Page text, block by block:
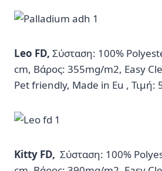
Leo FD, Σύσταση: 100%
cm, Βάρος: 355mg/m2, Easy
Pet friendly, Made in Eu , Τιμή:
Kitty FD, Σύσταση: 100%